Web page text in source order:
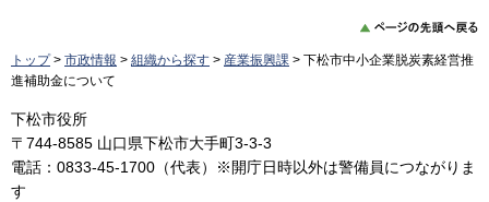
トップ> 市政情報 > 組織から探す > 産業振興課 > 下松市中小企業脱炭素経営推
進補助金について
下松市役所
〒744-8585 山口県下松市大手町3-3-3
電話：0833-45-1700（代表）※開庁日時以外は警備員につながりま
す